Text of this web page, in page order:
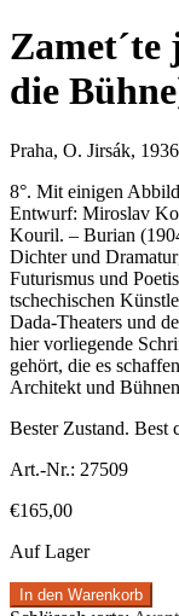
Zamet´te
die
Praha, O. Jirsák, 1936
8°. Mit einigen
Entwurf: Miroslav
Kouril. – Burian
Dichter und
Futurismus und
tschechischen
Dada-Theaters und
hier vorliegende
gehört, die es
Architekt und
Bester Zustand. Best
Art.-Nr.: 27509
€165,00
Auf Lager
In den Warenkorb